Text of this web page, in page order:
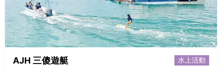
AJH 三傻遊艇 水上活動